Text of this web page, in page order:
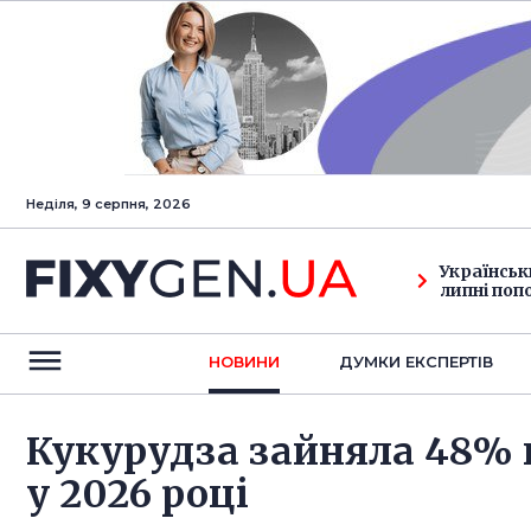
Неділя, 9 серпня, 2026
липні
НОВИНИ ДУМКИ ЕКСПЕРТIВ
Кукурудза зайняла
у 2026 році